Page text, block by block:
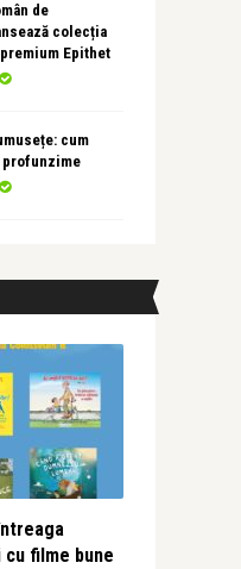
de
colecția
Epithet
cum
profunzime
filme bune